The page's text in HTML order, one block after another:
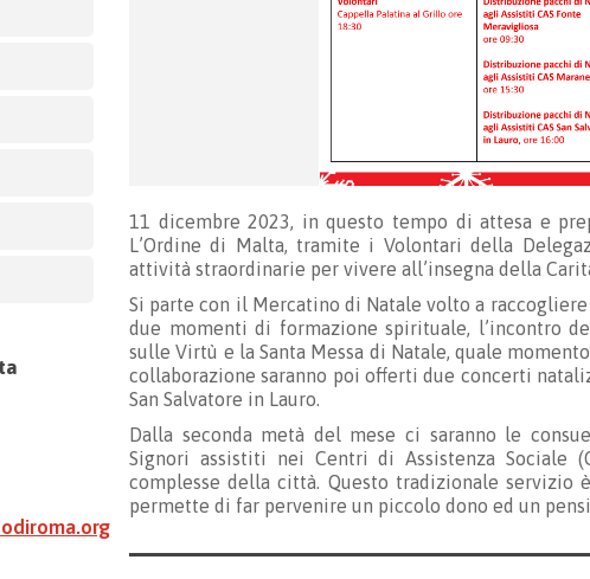
11 dicembre 2023, in questo tempo di attesa e
L’Ordine di Malta, tramite i Volontari della
attività straordinarie per vivere all’insegna della
Si parte con il Mercatino di Natale volto a
due momenti di formazione spirituale, l’incontro
sulle Virtù e la Santa Messa di Natale, quale
collaborazione saranno poi offerti due concerti
San Salvatore in Lauro.
Dalla seconda metà del mese ci saranno le
Signori assistiti nei Centri di Assistenza Sociale
complesse della città. Questo tradizionale servizio
permette di far pervenire un piccolo dono ed un